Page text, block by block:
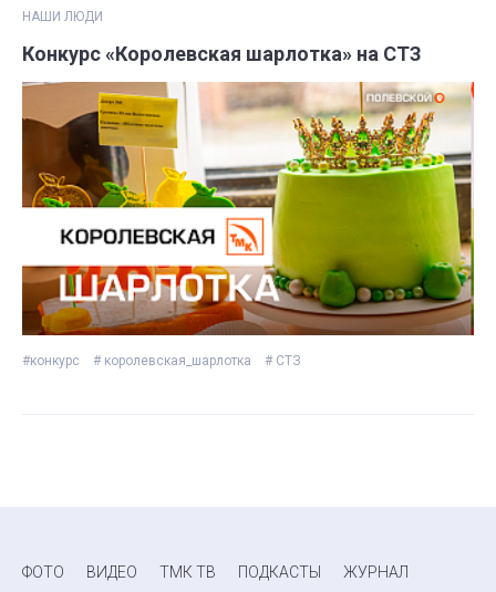
НАШИ ЛЮДИ
Конкурс «Королевская шарлотка» на СТЗ
#конкурс # королевская_шарлотка # СТЗ
ФОТО ВИДЕО ТМК ТВ ПОДКАСТЫ ЖУРНАЛ